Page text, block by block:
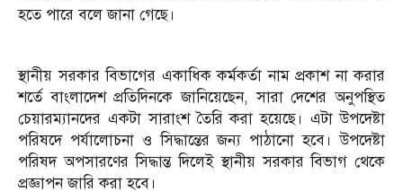
হতে পারে বলে জানা গেছে।
স্থানীয় সরকার বিভাগের একাধিক কর্মকর্তা নাম প্রকাশ না করার
শর্তে বাংলাদেশ প্রতিদিনকে জানিয়েছেন, সারা দেশের অনুপস্থিত
চেয়ারম্যানদের একটা সারাংশ তৈরি করা হয়েছে। এটা উপদেষ্টা
পরিষদে পর্যালোচনা ও সিদ্ধান্তের জন্য পাঠানো হবে। উপদেষ্টা
পরিষদ অপসারণের সিদ্ধান্ত দিলেই স্থানীয় সরকার বিভাগ থেকে
প্রজ্ঞাপন জারি করা হবে।